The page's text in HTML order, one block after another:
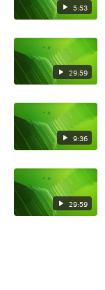
5:53
29:59
9:36
29:59